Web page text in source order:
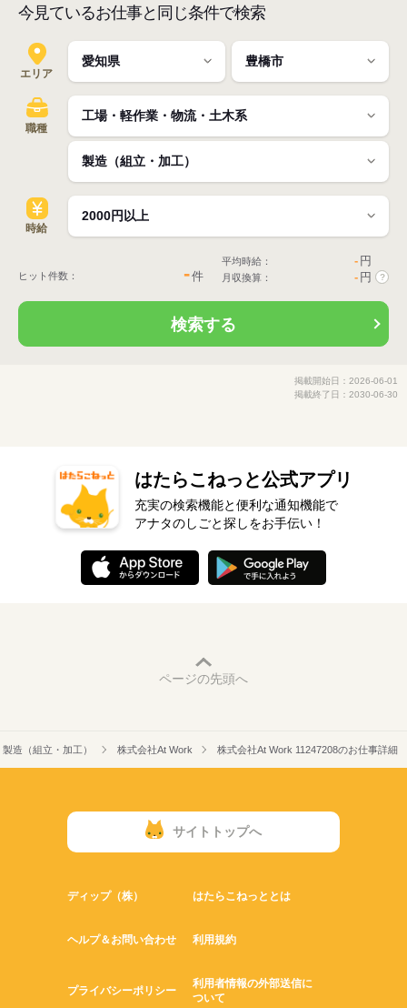
今見ているお仕事と同じ条件で検索
エリア
職種
時給
ヒット件数： -件
平均時給： - 円
月収換算： - 円 ?
検索する
掲載開始日：2026-06-01
掲載終了日：2030-06-30
はたらこねっと公式アプリ
充実の検索機能と便利な通知機能で
アナタのしごと探しをお手伝い！
ページの先頭へ
製造（組立・加工） 株式会社At Work 株式会社At Work 11247208のお仕事詳細
サイトトップへ
ディップ（株） はたらこねっととは
ヘルプ＆お問い合わせ 利用規約
プライバシーポリシー
利用者情報の外部送信に
ついて